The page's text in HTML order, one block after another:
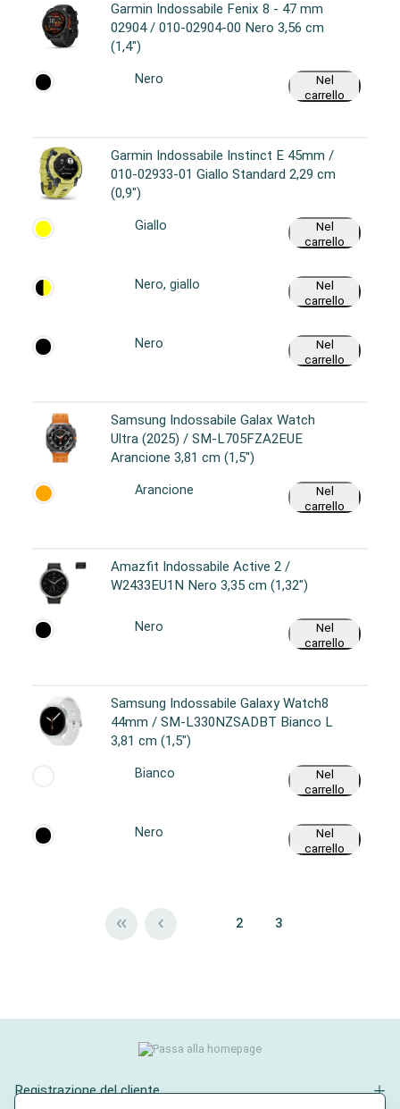
Garmin Indossabile Fenix 8 - 47 mm
02904 / 010-02904-00 Nero 3,56 cm
(1,4")
Nero
Nel
carrello
Garmin Indossabile Instinct E 45mm /
010-02933-01 Giallo Standard 2,29 cm
(0,9")
Giallo
Nel
carrello
Nero, giallo
Nel
carrello
Nero
Nel
carrello
Samsung Indossabile Galax Watch
Ultra (2025) / SM-L705FZA2EUE
Arancione 3,81 cm (1,5")
Arancione
Nel
carrello
Amazfit Indossabile Active 2 /
W2433EU1N Nero 3,35 cm (1,32")
Nero
Nel
carrello
Samsung Indossabile Galaxy Watch8
44mm / SM-L330NZSADBT Bianco L
3,81 cm (1,5")
Bianco
Nel
carrello
Nero
Nel
carrello
2 3
Registrazione del cliente